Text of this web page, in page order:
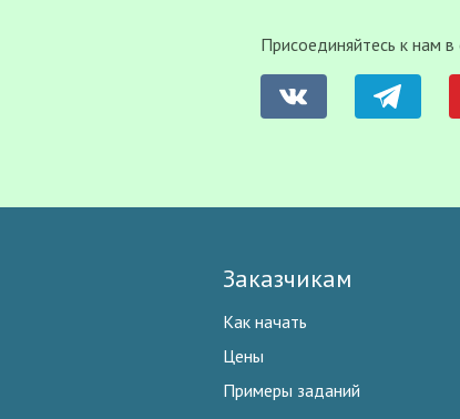
Присоединяйтесь к нам в
Заказчикам
Как начать
Цены
Примеры заданий